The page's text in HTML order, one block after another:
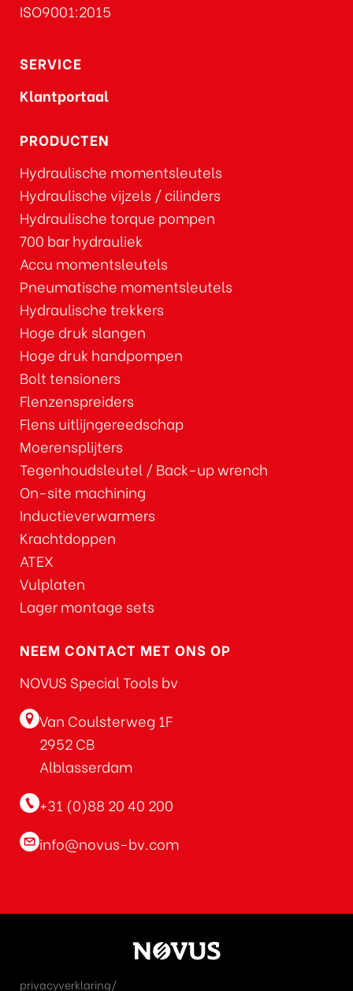
ISO9001:2015
SERVICE
Klantportaal
PRODUCTEN
Hydraulische momentsleutels
Hydraulische vijzels / cilinders
Hydraulische torque pompen
700 bar hydrauliek
Accu momentsleutels
Pneumatische momentsleutels
Hydraulische trekkers
Hoge druk slangen
Hoge druk handpompen
Bolt tensioners
Flenzenspreiders
Flens uitlijngereedschap
Moerensplijters
Tegenhoudsleutel / Back-up wrench
On-site machining
Inductieverwarmers
Krachtdoppen
ATEX
Vulplaten
Lager montage sets
NEEM CONTACT MET ONS OP
NOVUS Special Tools bv
Van Coulsterweg 1F
2952 CB
Alblasserdam
+31 (0)88 20 40 200
info@novus-bv.com
privacyverklaring/